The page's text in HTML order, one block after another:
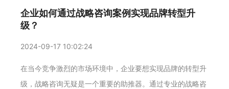
企业如何通过战略咨询案例实现品牌转型升
级？
2024-09-17 10:02:24
在当今竞争激烈的市场环境中，企业要想实现品牌的转型升
级，战略咨询无疑是一个重要的助推器。通过专业的战略咨